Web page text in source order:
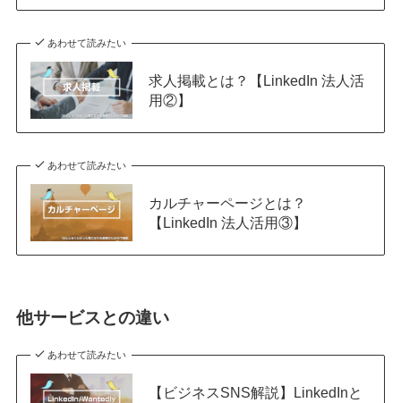
あわせて読みたい
求人掲載とは？【LinkedIn 法人活
用②】
あわせて読みたい
カルチャーページとは？
【LinkedIn 法人活用③】
他サービスとの違い
あわせて読みたい
【ビジネスSNS解説】LinkedInと